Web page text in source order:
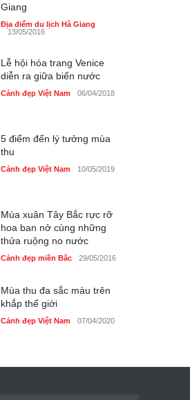
Chợ đêm Phú Quốc có nhà
vệ sinh miễn phí
40 xe ôtô du lịch tự lái đầu
tiên qua cửa khẩu Móng Cái
Thực hư cây cầu gỗ dài
nhất Việt Nam bị ‘xóa sổ’
Bún cá thố và bánh canh
cốt dừa miền Tây ở Sài Gòn
Cảnh đẹp Việt Nam 24/04/2020
Cảnh đẹp Việt Nam
Giang
Địa điểm du lịch Hà Giang
13/05/2016
Lễ hội hóa trang Venice
diễn ra giữa biển nước
Cảnh đẹp Việt Nam 06/04/2018
5 điểm đến lý tưởng mùa
thu
Cảnh đẹp Việt Nam 10/05/2019
Mùa xuân Tây Bắc rực rỡ
hoa ban nở cùng những
thửa ruộng no nước
Cảnh đẹp miền Bắc 29/05/2016
Mùa thu đa sắc màu trên
khắp thế giới
Cảnh đẹp Việt Nam 07/04/2020